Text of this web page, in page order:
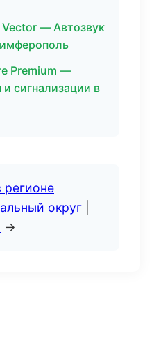
Vector — Автозвук
Premium —
сигнализации в
регионе
округ
→